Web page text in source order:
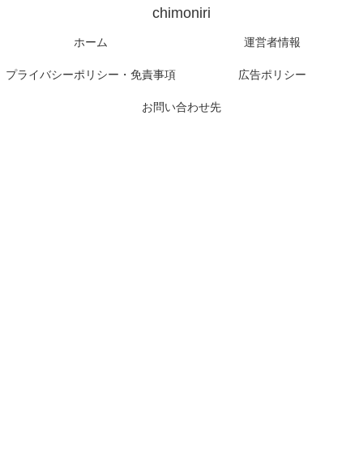
chimoniri
ホーム 運営者情報
プライバシーポリシー・免責事項 広告ポリシー
お問い合わせ先